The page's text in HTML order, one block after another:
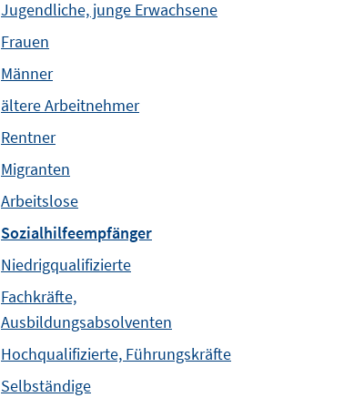
Jugendliche, junge Erwachsene
Frauen
Männer
ältere Arbeitnehmer
Rentner
Migranten
Arbeitslose
Sozialhilfeempfänger
Niedrigqualifizierte
Fachkräfte,
Ausbildungsabsolventen
Hochqualifizierte, Führungskräfte
Selbständige